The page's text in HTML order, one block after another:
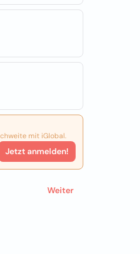
mit iGlobal.
Jetzt anmelden!
Weiter